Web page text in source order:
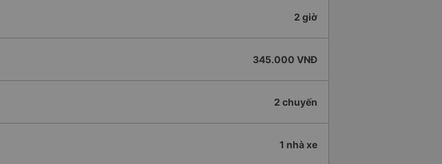
2 giờ
345.000 VNĐ
2 chuyến
1 nhà xe